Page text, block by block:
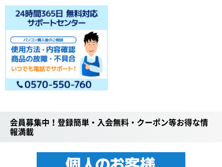
会員募集中！登録簡単・入会無料・クーポン等お得な情
報満載